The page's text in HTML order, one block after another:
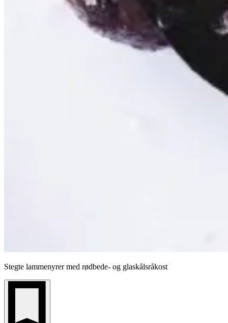
Stegte lammenyrer med rødbede- og glaskålsråkost